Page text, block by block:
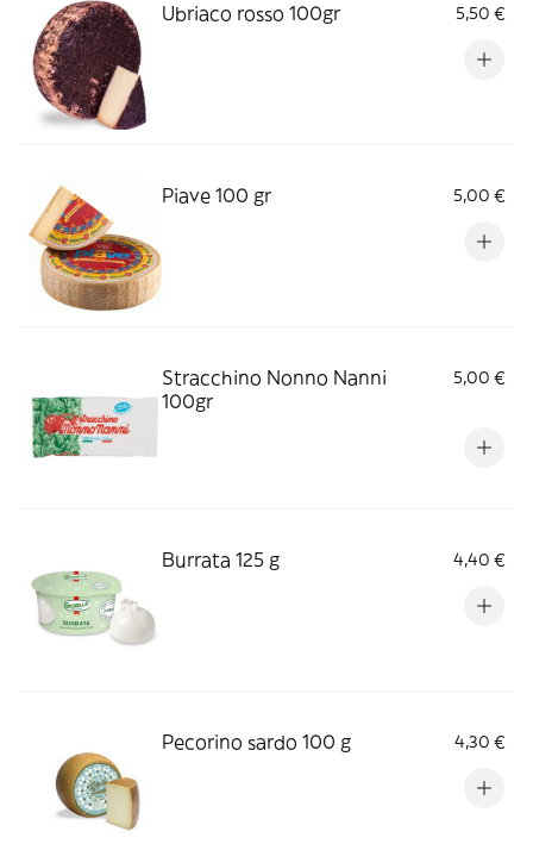
Ubriaco rosso 100gr 5,50 €
Piave 100 gr 5,00 €
Stracchino Nonno Nanni
100gr
5,00 €
Burrata 125 g 4,40 €
Pecorino sardo 100 g 4,30 €